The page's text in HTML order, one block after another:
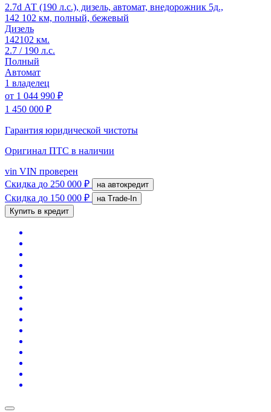
2.7d АТ (190 л.с.), дизель, автомат, внедорожник 5д.,
142 102 км, полный, бежевый
Дизель
142102 км.
2.7 / 190 л.с.
Полный
Автомат
1 владелец
от 1 044 990 ₽
1 450 000 ₽
Гарантия юридической чистоты
Оригинал ПТС в наличии
vin VIN проверен
Скидка до 250 000 ₽ на автокредит
Скидка до 150 000 ₽
на Trade-In
Купить в кредит